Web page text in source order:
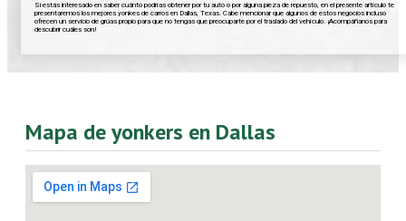
Si estás interesado en saber cuánto podrías obtener por tu auto o por alguna pieza de repuesto, en el presente artículo te
presentaremos los mejores yonkes de carros en Dallas, Texas. Cabe mencionar que algunos de estos negocios incluso
ofrecen un servicio de grúas propio para que no tengas que preocuparte por el traslado del vehículo. ¡Acompáñanos para
descubrir cuáles son!
Mapa de yonkers en Dallas